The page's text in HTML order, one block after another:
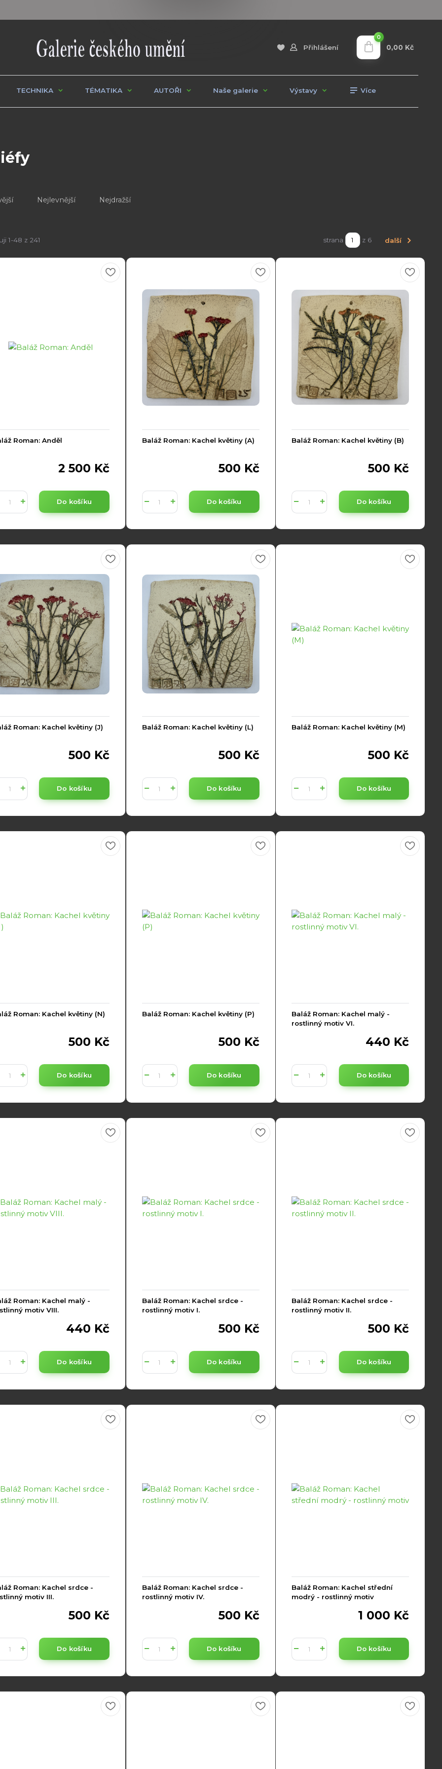
Přihlášení
0
0,00 Kč
TECHNIKA TÉMATIKA AUTOŘI Naše galerie Výstavy Více
Nejlevnější Nejdražší
1-48 z 241 strana z 6 další
Roman: Anděl
2 500 Kč
Do košíku
Baláž Roman: Kachel květiny (A)
500 Kč
Do košíku
Baláž Roman: Kachel květiny (B)
500 Kč
Do košíku
Roman: Kachel květiny (J)
500 Kč
Do košíku
Baláž Roman: Kachel květiny (L)
500 Kč
Do košíku
Baláž Roman: Kachel květiny (M)
500 Kč
Do košíku
Roman: Kachel květiny (N)
500 Kč
Do košíku
Baláž Roman: Kachel květiny (P)
500 Kč
Do košíku
Baláž Roman: Kachel malý -
rostlinný motiv VI.
440 Kč
Do košíku
Roman: Kachel malý -
motiv VIII.
440 Kč
Do košíku
Baláž Roman: Kachel srdce -
rostlinný motiv I.
500 Kč
Do košíku
Baláž Roman: Kachel srdce -
rostlinný motiv II.
500 Kč
Do košíku
Roman: Kachel srdce -
motiv III.
500 Kč
Do košíku
Baláž Roman: Kachel srdce -
rostlinný motiv IV.
500 Kč
Do košíku
Baláž Roman: Kachel střední
modrý - rostlinný motiv
1 000 Kč
Do košíku